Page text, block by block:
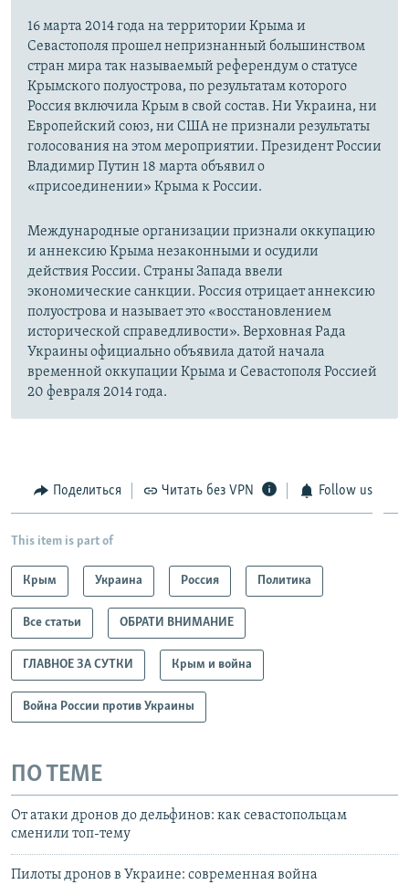
16 марта 2014 года на территории Крыма и
Севастополя прошел непризнанный большинством
стран мира так называемый референдум о статусе
Крымского полуострова, по результатам которого
Россия включила Крым в свой состав. Ни Украина, ни
Европейский союз, ни США не признали результаты
голосования на этом мероприятии. Президент России
Владимир Путин 18 марта объявил о
«присоединении» Крыма к России.
Международные организации признали оккупацию
и аннексию Крыма незаконными и осудили
действия России. Страны Запада ввели
экономические санкции. Россия отрицает аннексию
полуострова и называет это «восстановлением
исторической справедливости». Верховная Рада
Украины официально объявила датой начала
временной оккупации Крыма и Севастополя Россией
20 февраля 2014 года.
Поделиться Читать без VPN Follow us
This item is part of
Крым Украина Россия Политика
Все статьи ОБРАТИ ВНИМАНИЕ
ГЛАВНОЕ ЗА СУТКИ Крым и война
Война России против Украины
ПО ТЕМЕ
От атаки дронов до дельфинов: как севастопольцам
сменили топ-тему
Пилоты дронов в Украине: современная война